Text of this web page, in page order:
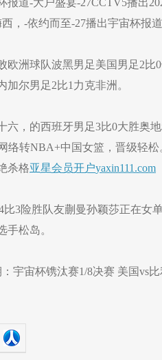
道-大户盛宴-27CCTV5播出
，-依约而至-27播出宇宙杯报
洲球队波黑男足美国男足2比0
尔男足2比1力克非洲。
，的西班牙男足3比0大胜奥地
络转NBA+中国女篮，晋级轻
杀格亚星会员开户yaxin111.com
险胜队友蒯曼孙颖莎正在女
手松岛。
宙杯镌汰赛1/8决赛 美国vs比